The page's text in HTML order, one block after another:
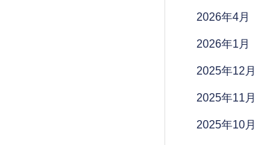
2026年4月
2026年1月
2025年12月
2025年11月
2025年10月